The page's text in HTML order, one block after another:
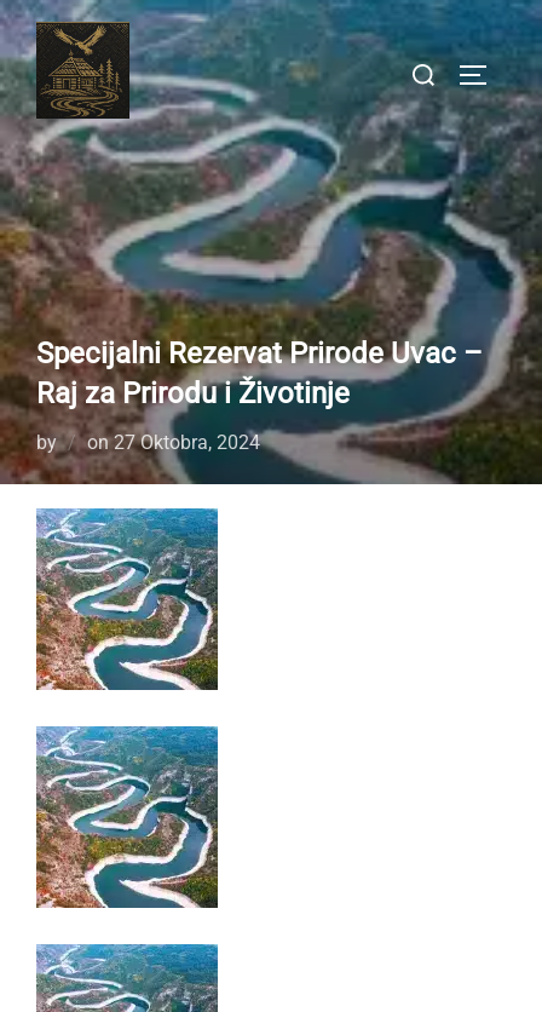
Skip
to
content
Search
for:
Specijalni Rezervat Prirode Uvac –
Raj za Prirodu i Životinje
by onPosted
on
27 Oktobra, 2024